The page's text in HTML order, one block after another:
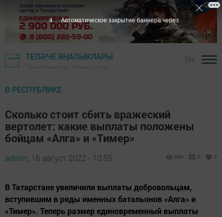
ТЕЛӘЧЕ ЯҢАЛЫКЛАРЫ
В РЕСПУБЛИКЕ
Сколько стоит сбить вражеский
вертолет: какие выплаты положены
бойцам «Алга» и «Тимер»
admin, 16 август 2022 - 10:55 689 0 0
В Татарстане увеличили выплаты добровольцам,
вступившим в ряды именных батальонов «Алга» и
«Тимер». Теперь размер единовременный выплаты
3 Автоматическое закрытие баннера через